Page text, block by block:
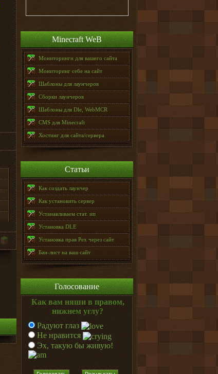
Minecraft WeB
Мониторинги для вашего сайта
Мониторинг себе на сайт
Шаблоны для лаунчеров
Сборки лаунчеров
Шаблоны для Dle, WebMCR
CMS для Minecraft
Хостинг для сайта/сервера
Статьи
Как создать лаунчер
Как установить сервер
Устанавливаем стат. ип
Установка DLE
Установка прав Pex через сайт
Бан-лист на ваш сайт
Голосование
Как вам няши в правом,
нижнем углу?
Радуют глаз
Не нравится
Эх, такую бы живую!